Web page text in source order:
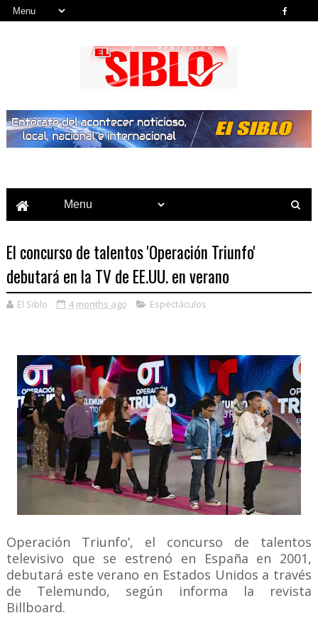
El concurso de talentos 'Operación Triunfo'
debutará en la TV de EE.UU. en verano
El Siblo 4 months ago Espectáculos
Operación Triunfo’, el concurso de talentos
televisivo que se estrenó en España en 2001,
debutará este verano en Estados Unidos a través
de Telemundo, según informa la revista
Billboard.